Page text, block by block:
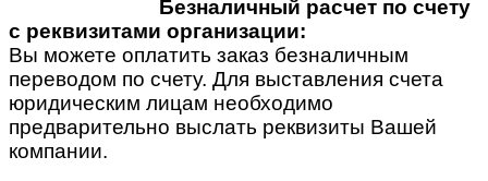
Безналичный расчет по счету
с реквизитами организации:
Вы можете оплатить заказ безналичным
переводом по счету. Для выставления счета
юридическим лицам необходимо
предварительно выслать реквизиты Вашей
компании.